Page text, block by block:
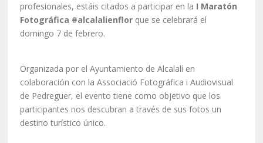
profesionales, estáis citados a participar en la I Maratón
Fotográfica #alcalalienflor que se celebrará el
domingo 7 de febrero.
Organizada por el Ayuntamiento de Alcalalí en
colaboración con la Associació Fotográfica i Audiovisual
de Pedreguer, el evento tiene como objetivo que los
participantes nos descubran a través de sus fotos un
destino turístico único.